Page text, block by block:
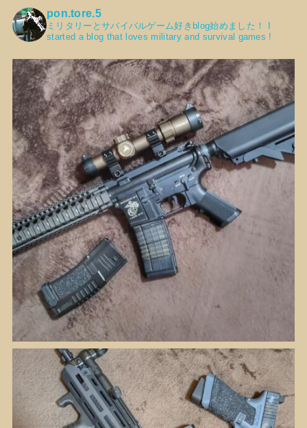
pon.tore.5
ミリタリーとサバイバルゲーム好きblog始めました！
started a blog that loves military and survival games !